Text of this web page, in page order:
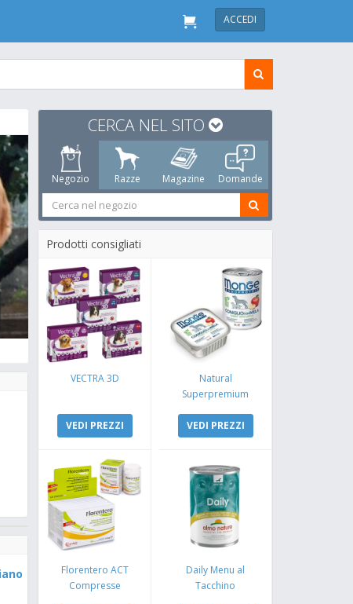
ACCEDI
CERCA NEL SITO
Negozio Razze Magazine Domande
Prodotti consigliati
VECTRA 3D
VEDI PREZZI
Natural
Superpremium
Coniglio e Mela
VEDI PREZZI
Florentero ACT
Compresse
Daily Menu al
Tacchino